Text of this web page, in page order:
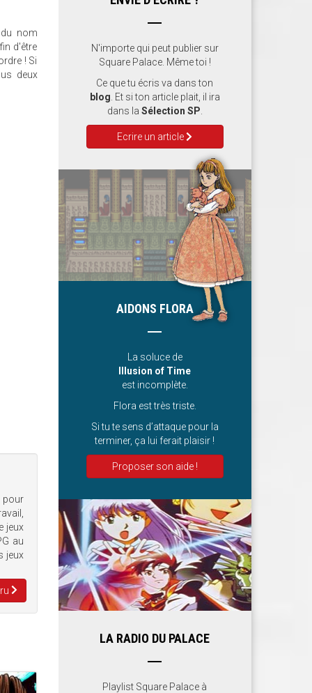
nom
d'être
! Si
deux
pour
jeux
au
jeux
N'importe qui peut publier sur
Square Palace. Même toi !
Ce que tu écris va dans ton
blog . Et si ton article plait, il ira
dans la Sélection SP
Ecrire un article
AIDONS FLORA
La soluce de
Illusion of Time
est incomplète.
Flora est très triste.
Si tu te sens d’attaque pour la
terminer, ça lui ferait plaisir !
Proposer son aide !
LA RADIO DU PALACE
Playlist Square Palace à